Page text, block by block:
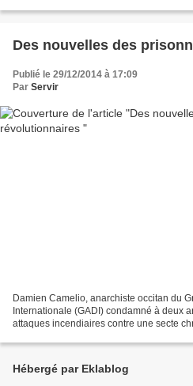
Des nouvelles des
Publié le 29/12/2014 à 17:09
Par Servir
Damien Camelio, anarchiste occitan du
Internationale (GADI) condamné à deux
attaques incendiaires contre une secte
Hébergé par Eklablog